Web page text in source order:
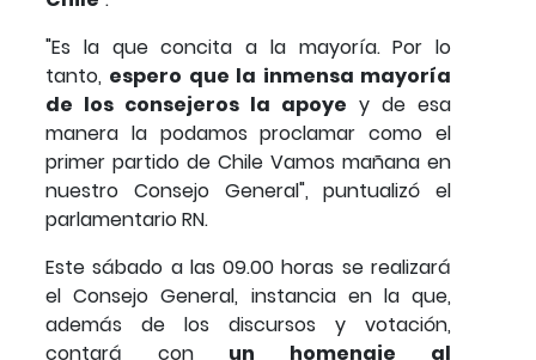
"Es la que concita a la mayoría. Por lo
tanto, espero que la inmensa mayoría
de los consejeros la apoye y de esa
manera la podamos proclamar como el
primer partido de Chile Vamos mañana en
nuestro Consejo General", puntualizó el
parlamentario RN.
Este sábado a las 09.00 horas se realizará
el Consejo General, instancia en la que,
además de los discursos y votación,
contará con un homenaje al